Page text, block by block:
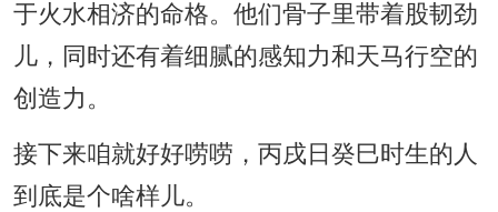
于火水相济的命格。他们骨子里带着股韧劲
儿，同时还有着细腻的感知力和天马行空的
创造力。
接下来咱就好好唠唠，丙戌日癸巳时生的人
到底是个啥样儿。